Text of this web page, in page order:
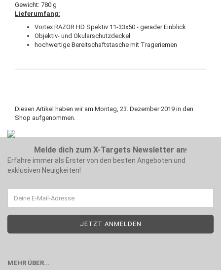
Gewicht: 780 g
Lieferumfang:
Vortex RAZOR HD Spektiv 11-33x50 - gerader Einblick
Objektiv- und Okularschutzdeckel
hochwertige Bereitschaftstasche mit Trageriemen
Diesen Artikel haben wir am Montag, 23. Dezember 2019 in den
Shop aufgenommen.
Melde dich zum X-Targets Newsletter an!
Erfahre immer als Erster von den besten Angeboten und
exklusiven Neuigkeiten!
MEHR ÜBER...